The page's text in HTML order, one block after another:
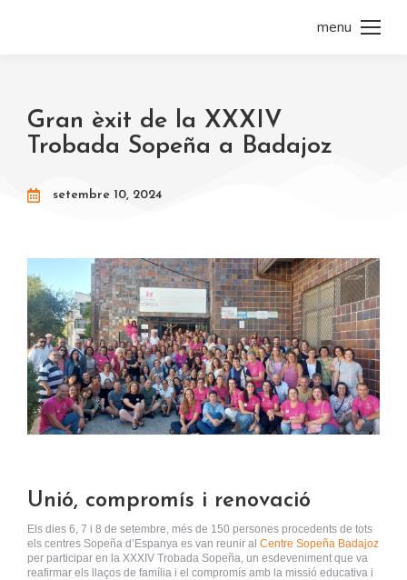
menu
Gran èxit de la XXXIV
Trobada Sopeña a Badajoz
setembre 10, 2024
Unió, compromís i renovació
Els dies 6, 7 i 8 de setembre, més de 150 persones procedents de tots
els centres Sopeña d’Espanya es van reunir al Centre Sopeña Badajoz
per participar en la XXXIV Trobada Sopeña, un esdeveniment que va
reafirmar els llaços de família i el compromís amb la missió educativa i